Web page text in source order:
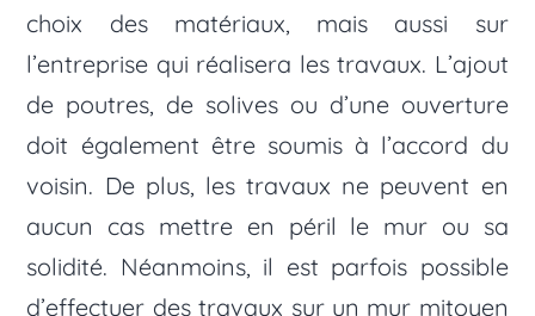
choix des matériaux, mais aussi sur
l’entreprise qui réalisera les travaux. L’ajout
de poutres, de solives ou d’une ouverture
doit également être soumis à l’accord du
voisin. De plus, les travaux ne peuvent en
aucun cas mettre en péril le mur ou sa
solidité. Néanmoins, il est parfois possible
d’effectuer des travaux sur un mur mitoyen